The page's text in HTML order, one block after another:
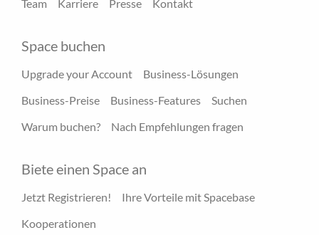
Team Karriere Presse Kontakt
Space buchen
Upgrade your Account
Business-Lösungen
Business-Preise
Business-Features
Suchen
Warum buchen?
Nach Empfehlungen fragen
Biete einen Space an
Jetzt Registrieren!
Ihre Vorteile mit Spacebase
Kooperationen